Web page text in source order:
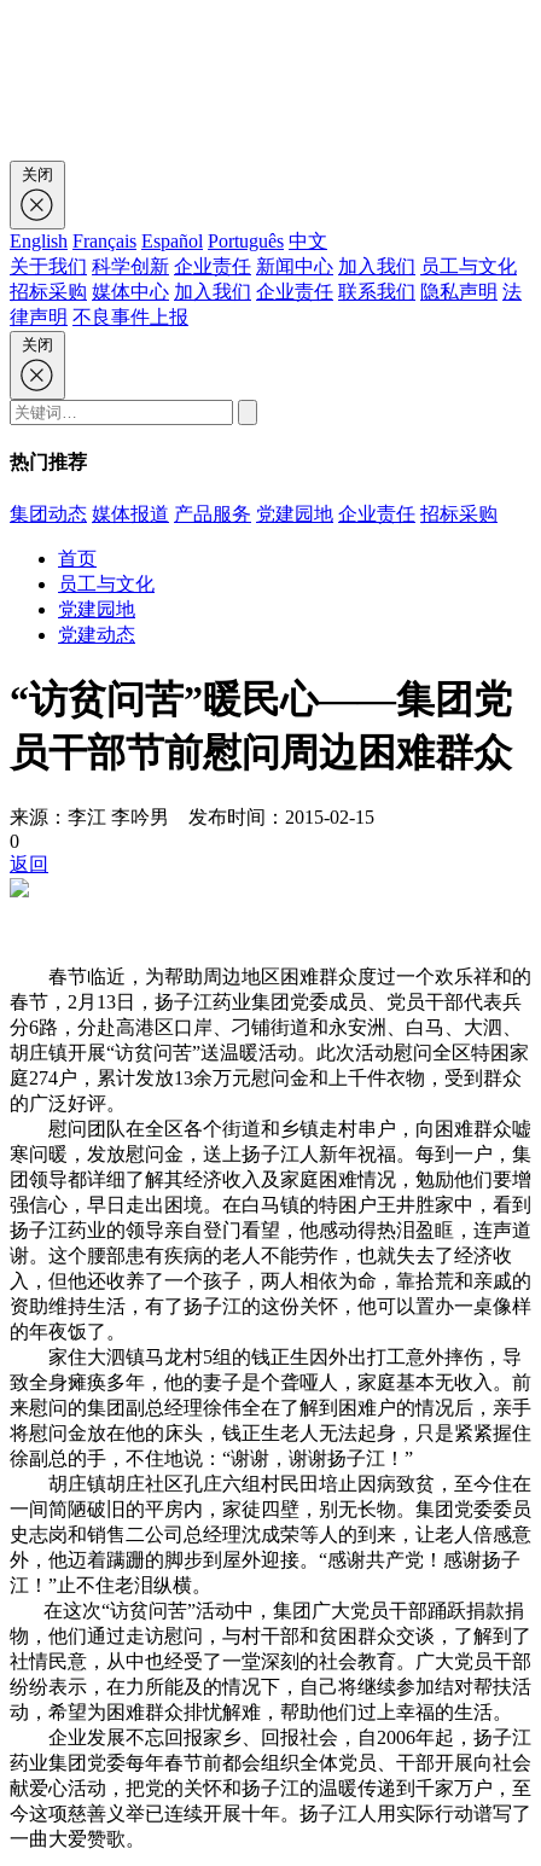
English Français Español Português 中文
关于我们 科学创新 企业责任 新闻中心 加入我们 员工与文化
招标采购 媒体中心 加入我们 企业责任 联系我们 隐私声明 法
律声明 不良事件上报
热门推荐
集团动态 媒体报道 产品服务 党建园地 企业责任 招标采购
首页
员工与文化
党建园地
党建动态
“访贫问苦”暖民心——集团党
员干部节前慰问周边困难群众
来源：李江 李吟男 发布时间：2015-02-15
0
返回
春节临近，为帮助周边地区困难群众度过一个欢乐祥和的
春节，2月13日，扬子江药业集团党委成员、党员干部代表兵
分6路，分赴高港区口岸、刁铺街道和永安洲、白马、大泗、
胡庄镇开展“访贫问苦”送温暖活动。此次活动慰问全区特困家
庭274户，累计发放13余万元慰问金和上千件衣物，受到群众
的广泛好评。
慰问团队在全区各个街道和乡镇走村串户，向困难群众嘘
寒问暖，发放慰问金，送上扬子江人新年祝福。每到一户，集
团领导都详细了解其经济收入及家庭困难情况，勉励他们要增
强信心，早日走出困境。在白马镇的特困户王井胜家中，看到
扬子江药业的领导亲自登门看望，他感动得热泪盈眶，连声道
谢。这个腰部患有疾病的老人不能劳作，也就失去了经济收
入，但他还收养了一个孩子，两人相依为命，靠拾荒和亲戚的
资助维持生活，有了扬子江的这份关怀，他可以置办一桌像样
的年夜饭了。
家住大泗镇马龙村5组的钱正生因外出打工意外摔伤，导
致全身瘫痪多年，他的妻子是个聋哑人，家庭基本无收入。前
来慰问的集团副总经理徐伟全在了解到困难户的情况后，亲手
将慰问金放在他的床头，钱正生老人无法起身，只是紧紧握住
徐副总的手，不住地说：“谢谢，谢谢扬子江！”
胡庄镇胡庄社区孔庄六组村民田培止因病致贫，至今住在
一间简陋破旧的平房内，家徒四壁，别无长物。集团党委委员
史志岗和销售二公司总经理沈成荣等人的到来，让老人倍感意
外，他迈着蹒跚的脚步到屋外迎接。“感谢共产党！感谢扬子
江！”止不住老泪纵横。
在这次“访贫问苦”活动中，集团广大党员干部踊跃捐款捐
物，他们通过走访慰问，与村干部和贫困群众交谈，了解到了
社情民意，从中也经受了一堂深刻的社会教育。广大党员干部
纷纷表示，在力所能及的情况下，自己将继续参加结对帮扶活
动，希望为困难群众排忧解难，帮助他们过上幸福的生活。
企业发展不忘回报家乡、回报社会，自2006年起，扬子江
药业集团党委每年春节前都会组织全体党员、干部开展向社会
献爱心活动，把党的关怀和扬子江的温暖传递到千家万户，至
今这项慈善义举已连续开展十年。扬子江人用实际行动谱写了
一曲大爱赞歌。